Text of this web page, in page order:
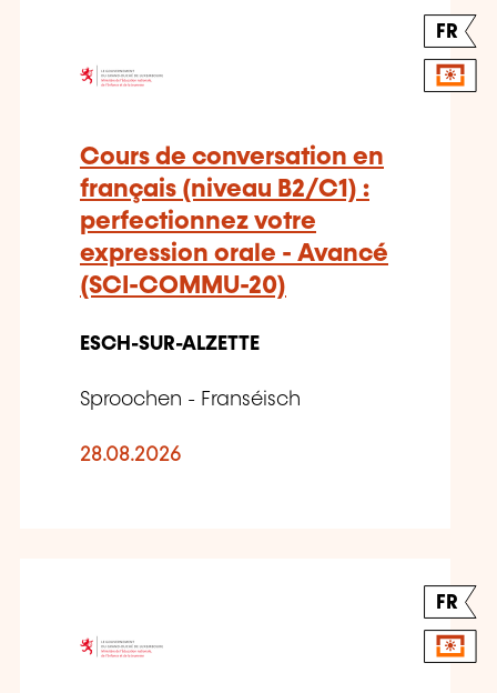
FR
Cours de conversation en
français (niveau B2/C1) :
perfectionnez votre
expression orale - Avancé
(SCI-COMMU-20)
ESCH-SUR-ALZETTE
Sproochen - Franséisch
28.08.2026
FR